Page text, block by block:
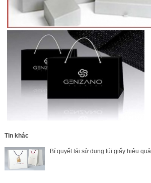
Tin khác
Bí quyết tái sử dụng túi giấy hiệu quả